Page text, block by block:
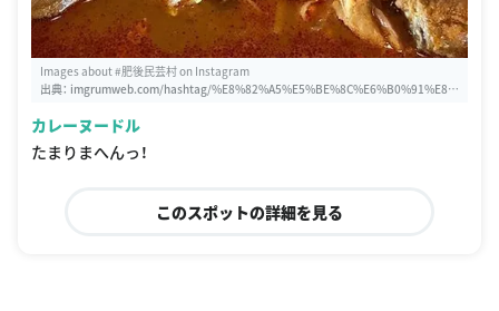
Images about #肥後民芸村 on Instagram
出典： imgrumweb.com/hashtag/%E8%82%A5%E5%BE%8C%E6%B0%91%E8%
カレーヌードル
たまりまへんっ！
このスポットの詳細を見る